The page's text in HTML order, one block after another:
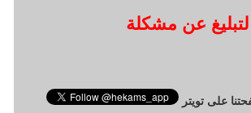
عن مشكلة
على تويتر